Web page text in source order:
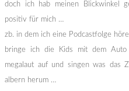
doch ich hab meinen Blickwinkel
positiv für mich …
zb. in dem ich eine Podcastfolge
bringe ich die Kids mit dem
megalaut auf und singen was das
albern herum …